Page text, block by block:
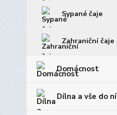
Sypané čaje
Zahraniční čaje
Domácnost
Dílna a vše do ní